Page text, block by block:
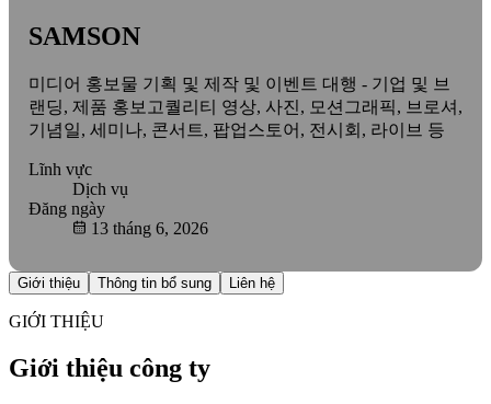
SAMSON
미디어 홍보물 기획 및 제작 및 이벤트 대행 - 기업 및 브
랜딩, 제품 홍보고퀄리티 영상, 사진, 모션그래픽, 브로셔,
기념일, 세미나, 콘서트, 팝업스토어, 전시회, 라이브 등
Lĩnh vực
Dịch vụ
Đăng ngày
13 tháng 6, 2026
Giới thiệu Thông tin bổ sung Liên hệ
GIỚI THIỆU
Giới thiệu công ty